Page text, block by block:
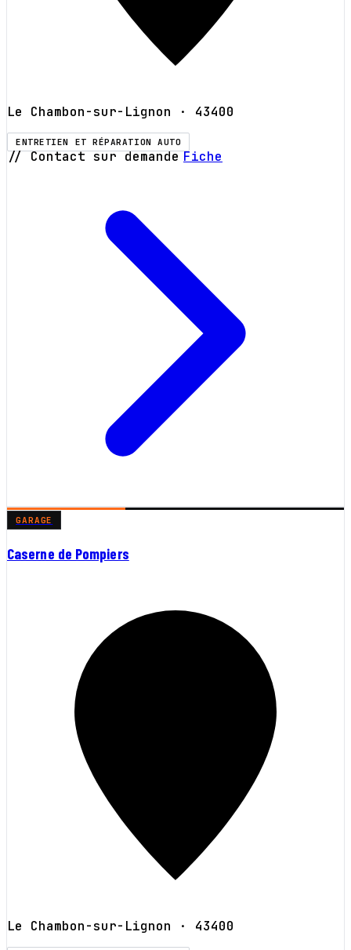
Le Chambon-sur-Lignon · 43400
ENTRETIEN ET RÉPARATION AUTO
// Contact sur demande Fiche
GARAGE
Caserne de Pompiers
Le Chambon-sur-Lignon · 43400